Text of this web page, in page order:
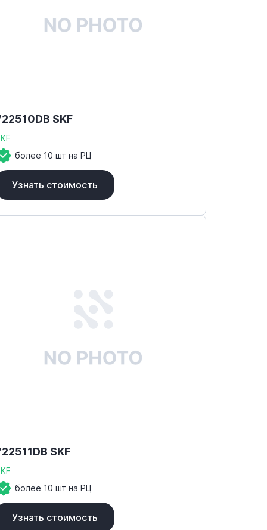
SKF
более 10 шт на РЦ
Узнать стоимость
SKF
более 10 шт на РЦ
Узнать стоимость